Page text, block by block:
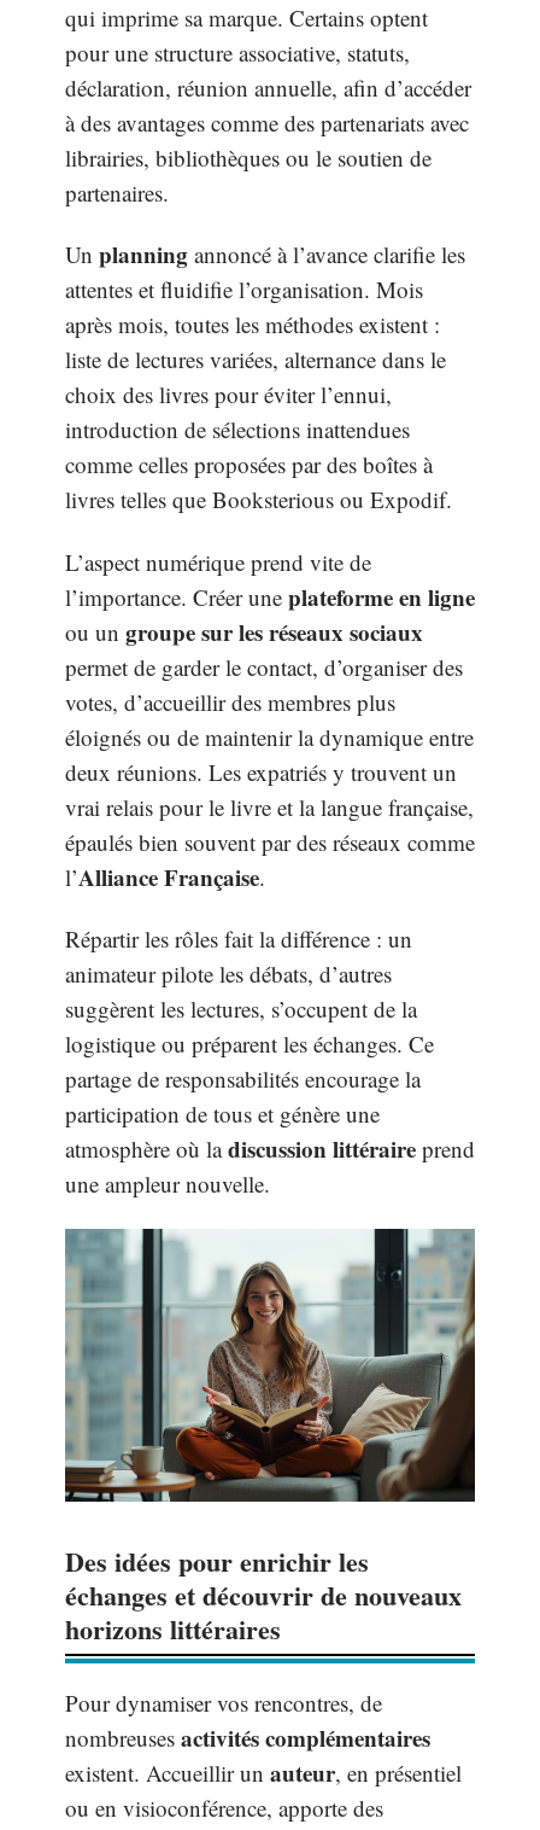
qui imprime sa marque. Certains optent
pour une structure associative, statuts,
déclaration, réunion annuelle, afin d’accéder
à des avantages comme des partenariats avec
librairies, bibliothèques ou le soutien de
partenaires.
Un planning annoncé à l’avance clarifie les
attentes et fluidifie l’organisation. Mois
après mois, toutes les méthodes existent :
liste de lectures variées, alternance dans le
choix des livres pour éviter l’ennui,
introduction de sélections inattendues
comme celles proposées par des boîtes à
livres telles que Booksterious ou Expodif.
L’aspect numérique prend vite de
l’importance. Créer une plateforme en ligne
ou un groupe sur les réseaux sociaux
permet de garder le contact, d’organiser des
votes, d’accueillir des membres plus
éloignés ou de maintenir la dynamique entre
deux réunions. Les expatriés y trouvent un
vrai relais pour le livre et la langue française,
épaulés bien souvent par des réseaux comme
l’Alliance Française.
Répartir les rôles fait la différence : un
animateur pilote les débats, d’autres
suggèrent les lectures, s’occupent de la
logistique ou préparent les échanges. Ce
partage de responsabilités encourage la
participation de tous et génère une
atmosphère où ladiscussion littéraire prend
une ampleur nouvelle.
Des idées pour enrichir les
échanges et découvrir de nouveaux
horizons littéraires
Pour dynamiser vos rencontres, de
nombreuses activités complémentaires
existent. Accueillir un auteur, en présentiel
ou en visioconférence, apporte des